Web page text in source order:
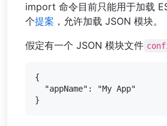
import 命令目前只能用于加载
个提案 ，允许加载 JSON 模块。
假定有一个 JSON 模块文件
{
  "appName": "My App"